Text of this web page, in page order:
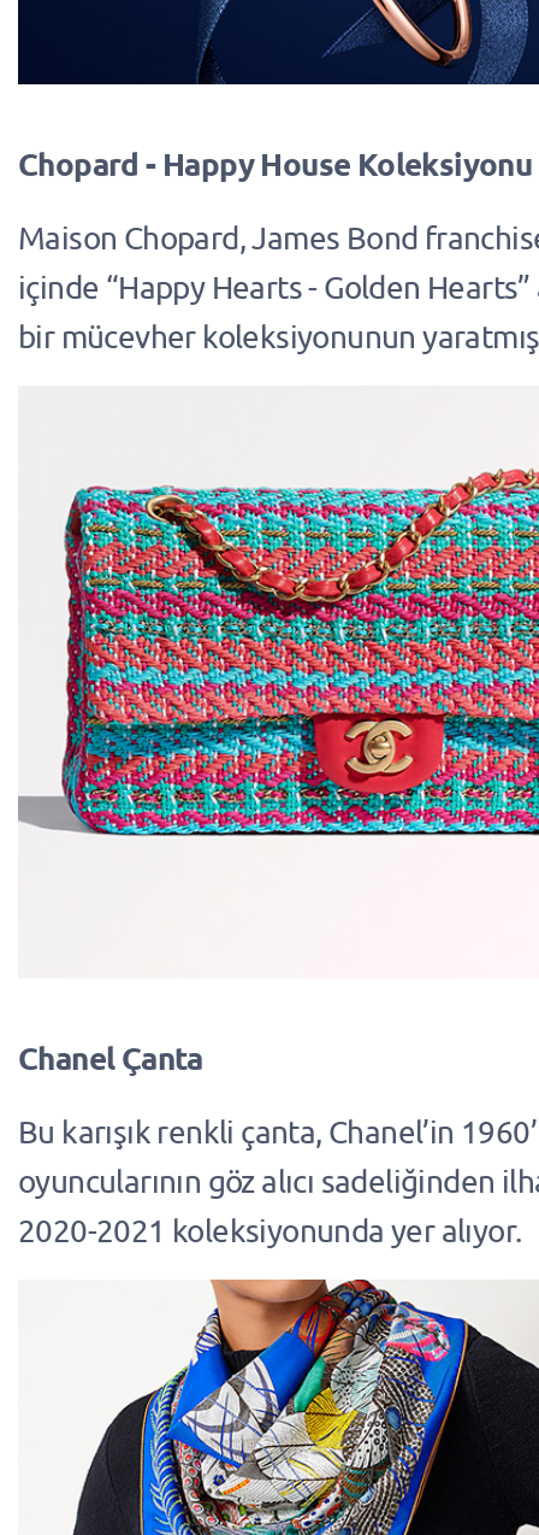
Chopard - Happy House Koleksiyonu
Maison Chopard, James Bond
içinde “Happy Hearts - Golden Hearts”
bir mücevher koleksiyonunun
Chanel Çanta
Bu karışık renkli çanta, Chanel’in
oyuncularının göz alıcı sadeliğinden
2020-2021 koleksiyonunda yer alıyor.